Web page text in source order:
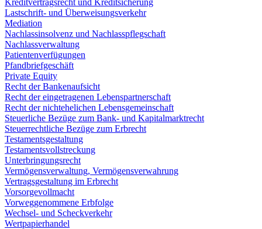
Lastschrift- und Überweisungsverkehr
Mediation
Nachlassinsolvenz und Nachlasspflegschaft
Nachlassverwaltung
Patientenverfügungen
Pfandbriefgeschäft
Private Equity
Recht der Bankenaufsicht
Recht der eingetragenen Lebenspartnerschaft
Recht der nichtehelichen Lebensgemeinschaft
Steuerliche Bezüge zum Bank- und Kapitalmarktrecht
Steuerrechtliche Bezüge zum Erbrecht
Testamentsgestaltung
Testamentsvollstreckung
Unterbringungsrecht
Vermögensverwaltung, Vermögensverwahrung
Vertragsgestaltung im Erbrecht
Vorsorgevollmacht
Vorweggenommene Erbfolge
Wechsel- und Scheckverkehr
Wertpapierhandel